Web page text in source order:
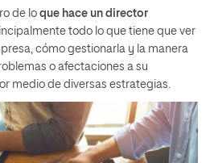
de lo que hace un director
todo lo que tiene que ver
cómo gestionarla y la manera
o afectaciones a su
medio de diversas estrategias.